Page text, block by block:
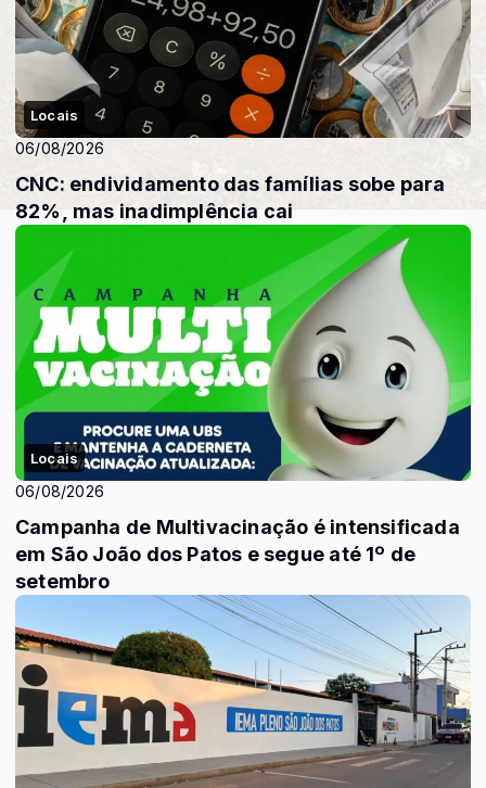
Locais
06/08/2026
CNC: endividamento das famílias sobe para
82%, mas inadimplência cai
Locais
06/08/2026
Campanha de Multivacinação é intensificada
em São João dos Patos e segue até 1º de
setembro